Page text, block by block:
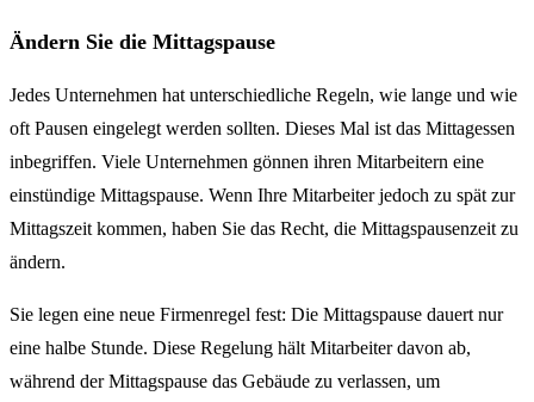
Ändern Sie die Mittagspause
Jedes Unternehmen hat unterschiedliche Regeln, wie lange und wie
oft Pausen eingelegt werden sollten. Dieses Mal ist das Mittagessen
inbegriffen. Viele Unternehmen gönnen ihren Mitarbeitern eine
einstündige Mittagspause. Wenn Ihre Mitarbeiter jedoch zu spät zur
Mittagszeit kommen, haben Sie das Recht, die Mittagspausenzeit zu
ändern.
Sie legen eine neue Firmenregel fest: Die Mittagspause dauert nur
eine halbe Stunde. Diese Regelung hält Mitarbeiter davon ab,
während der Mittagspause das Gebäude zu verlassen, um